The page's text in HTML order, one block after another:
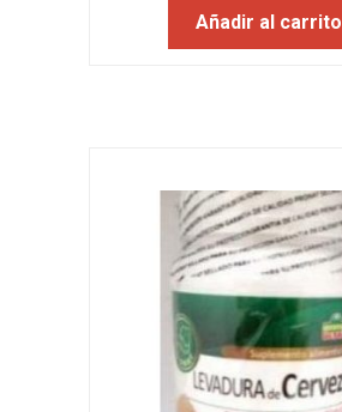
Añadir al carrito